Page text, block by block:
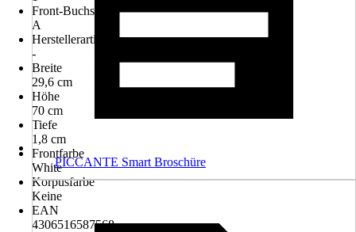
Front-Buchstabe
A
Herstellerartikelnummer
-
Breite
29,6 cm
Höhe
70 cm
Tiefe
1,8 cm
Frontfarbe
White
Korpusfarbe
Keine
EAN
4306516587568
PICCANTE Smart Broschüre